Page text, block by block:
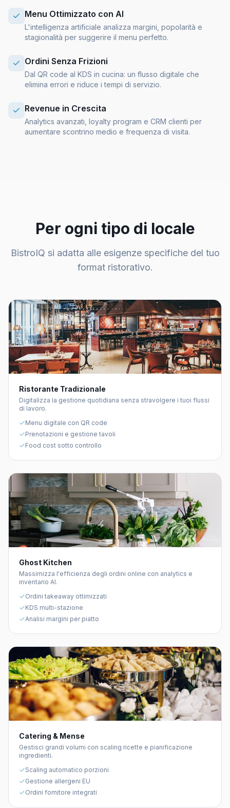
Menu Ottimizzato con AI
L'intelligenza artificiale analizza margini, popolarità e
stagionalità per suggerire il menu perfetto.
Ordini Senza Frizioni
Dal QR code al KDS in cucina: un flusso digitale che
elimina errori e riduce i tempi di servizio.
Revenue in Crescita
Analytics avanzati, loyalty program e CRM clienti per
aumentare scontrino medio e frequenza di visita.
Per ogni tipo di locale
BistroIQ si adatta alle esigenze specifiche del tuo
format ristorativo.
Ristorante Tradizionale
Digitalizza la gestione quotidiana senza stravolgere i tuoi flussi
di lavoro.
Menu digitale con QR code
Prenotazioni e gestione tavoli
Food cost sotto controllo
Ghost Kitchen
Massimizza l'efficienza degli ordini online con analytics e
inventario AI.
Ordini takeaway ottimizzati
KDS multi-stazione
Analisi margini per piatto
Catering & Mense
Gestisci grandi volumi con scaling ricette e pianificazione
ingredienti.
Scaling automatico porzioni
Gestione allergeni EU
Ordini fornitore integrati